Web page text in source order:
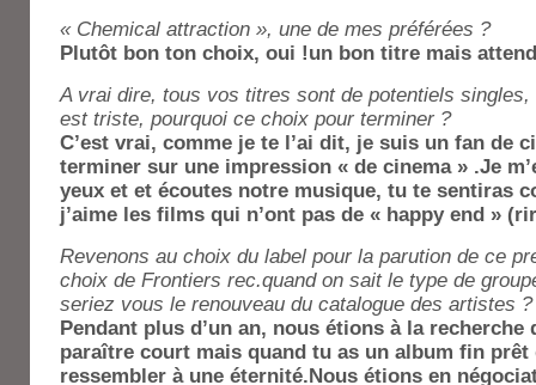
« Chemical attraction », une de mes préférées ?
Plutôt bon ton choix, oui !un bon titre mais
A vrai dire, tous vos titres sont de potentiels
est triste, pourquoi ce choix pour terminer ?
C’est vrai, comme je te l’ai dit, je suis un fan de
terminer sur une impression « de cinema » .Je
yeux et et écoutes notre musique, tu te sentiras
j’aime les films qui n’ont pas de « happy end »
Revenons au choix du label pour la parution de ce
choix de Frontiers rec.quand on sait le type de
seriez vous le renouveau du catalogue des artistes ?
Pendant plus d’un an, nous étions à la recherche
paraître court mais quand tu as un album fin prêt
ressembler à une éternité.Nous étions en